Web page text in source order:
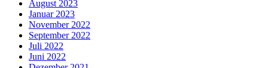
August 2023
Januar 2023
November 2022
September 2022
Juli 2022
Juni 2022